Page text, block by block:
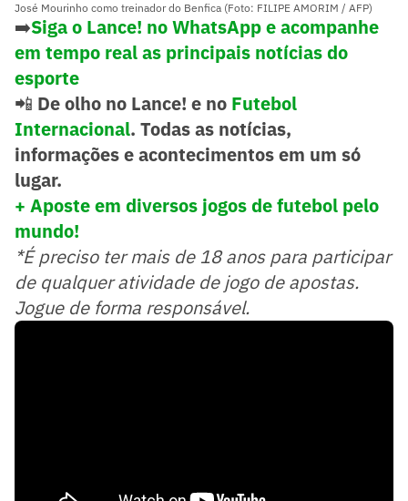
José Mourinho como treinador do Benfica (Foto: FILIPE AMORIM / AFP)
➡️Siga o Lance! no WhatsApp e acompanhe
em tempo real as principais notícias do
esporte
📲 De olho no Lance! e no Futebol
Internacional. Todas as notícias,
informações e acontecimentos em um só
lugar.
+ Aposte em diversos jogos de futebol pelo
mundo!
*É preciso ter mais de 18 anos para participar
de qualquer atividade de jogo de apostas.
Jogue de forma responsável.